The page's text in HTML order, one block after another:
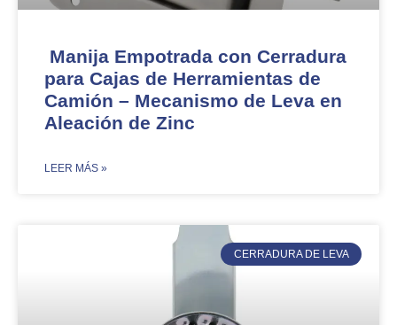
Manija Empotrada con Cerradura
para Cajas de Herramientas de
Camión – Mecanismo de Leva en
Aleación de Zinc
​LEER MÁS »
CERRADURA DE LEVA